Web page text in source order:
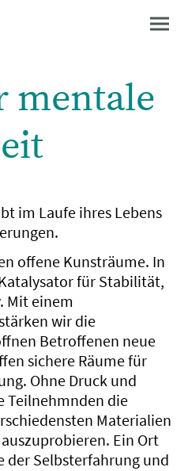
mentale
im Laufe ihres Lebens
offene Kunsträume. In
für Stabilität,
Mit einem
wir die
Betroffenen neue
sichere Räume für
Ohne Druck und
Teilnehmnden die
Materialien
Ein Ort
der Selbsterfahrung und